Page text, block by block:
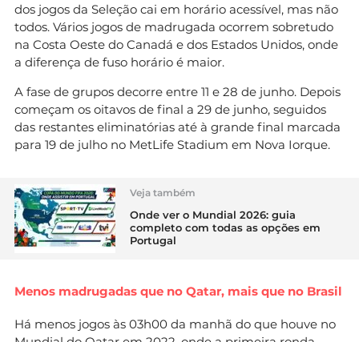
dos jogos da Seleção cai em horário acessível, mas não
todos. Vários jogos de madrugada ocorrem sobretudo
na Costa Oeste do Canadá e dos Estados Unidos, onde
a diferença de fuso horário é maior.
A fase de grupos decorre entre 11 e 28 de junho. Depois
começam os oitavos de final a 29 de junho, seguidos
das restantes eliminatórias até à grande final marcada
para 19 de julho no MetLife Stadium em Nova Iorque.
Veja também
Onde ver o Mundial 2026: guia
completo com todas as opções em
Portugal
Menos madrugadas que no Qatar, mais que no Brasil
Há menos jogos às 03h00 da manhã do que houve no